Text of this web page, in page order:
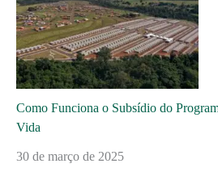
Como Funciona o Subsídio do
Vida
30 de março de 2025